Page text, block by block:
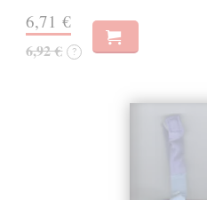
6,71 €
6,92 € ?